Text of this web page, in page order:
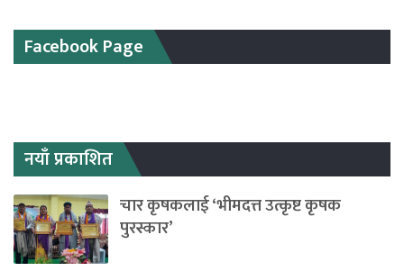
Facebook Page
नयाँ प्रकाशित
चार कृषकलाई ‘भीमदत्त उत्कृष्ट कृषक
पुरस्कार’